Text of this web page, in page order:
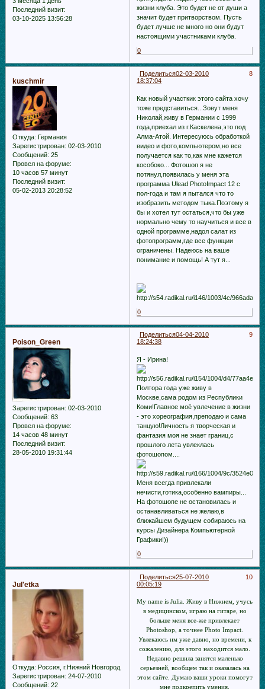
Последний визит:
03-10-2025 13:56:28
жизни клуба. Это будет не от души а
значит будет притворством. Пусть
будет лучше не много но они будут
настоящими участниками клуба.
0
Поделиться 8
02-03-2010
18:37:04
kuschmir
Откуда: Германия
Зарегистрирован: 02-03-2010
Сообщений: 25
Провел на форуме:
10 часов 57 минут
Последний визит:
05-02-2013 20:28:52
Как новый участкик этого сайта хочу
тоже представиться...Зовут меня
Николай,живу в Германии с 1999
года,приехал из г.Каскелена,это под
Алма-Атой. Интересуюсь обработкой
видео и фото,компьютером,но все
получается как то,как мне кажется
кособоко... Фотошоп я не
потянул,появилась у меня эта
программа Ulead PhotoImpact 12 с
пол-года и там я пытался что то
изобразить методом тыка.Поэтому я
бы и хотел тут остаться,что бы уже
нормально чему то научиться и все в
одной программе,надол салат из
фотопрограмм,где все функции
ограничены. Надеюсь на ваше
понимание и помощь! А тут я...
0
Поделиться 9
04-04-2010
18:24:38
Poison_Green
Зарегистрирован: 02-03-2010
Сообщений: 63
Провел на форуме:
14 часов 48 минут
Последний визит:
28-05-2010 19:31:44
Я - Ирина!
Полтора года уже живу в
Москве,сама родом из Республики
Коми!Главное моё увлечение в жизни
- это хореография,преподаю и сама
танцую!Личность я творческая и
фантазия моя не знает границ,с
прошлого лета увлеклась
фотошопом....
Меня всегда привлекали
нечисти,готика,особенно вампиры...
На фотошопе не остановилась и
останавливаться не желаю,в
ближайшем будущем собираюсь на
курсы Дизайнера Компьютерной
Графики!))
0
Поделиться 10
25-07-2010
00:05:19
Jul'etka
Откуда: Россия, г.Нижний Новгород
Зарегистрирован: 24-07-2010
Сообщений: 22
My name is Julia. Живу в Нижнем, учусь
в медицинском, играю на гитаре, но
больше меня все-же привлекает
Photoshop, а точнее Photo Impact.
Увлекаюсь им уже давно, но времени, к
сожалению, для этого находится мало.
Недавно решила занятся маленько
серьезней, вообщем так и оказалась на
этом сайте. Думаю ваши уроки помогут
мне подкрепить умения.